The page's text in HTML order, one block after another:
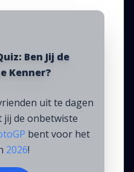
Ben Jij de
Kenner?
uit te dagen
jij de onbetwiste
bent voor het
2026!